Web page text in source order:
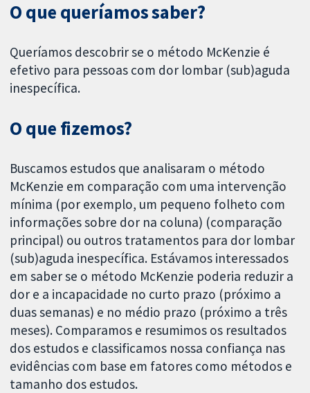
O que queríamos saber?
Queríamos descobrir se o método McKenzie é
efetivo para pessoas com dor lombar (sub)aguda
inespecífica.
O que fizemos?
Buscamos estudos que analisaram o método
McKenzie em comparação com uma intervenção
mínima (por exemplo, um pequeno folheto com
informações sobre dor na coluna) (comparação
principal) ou outros tratamentos para dor lombar
(sub)aguda inespecífica. Estávamos interessados
em saber se o método McKenzie poderia reduzir a
dor e a incapacidade no curto prazo (próximo a
duas semanas) e no médio prazo (próximo a três
meses). Comparamos e resumimos os resultados
dos estudos e classificamos nossa confiança nas
evidências com base em fatores como métodos e
tamanho dos estudos.